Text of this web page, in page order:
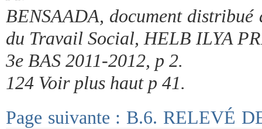
BENSAADA, document
du Travail Social, HELB ILYA
3e BAS 2011-2012, p 2.
124 Voir plus haut p 41.
Page suivante : B.6. RELEVÉ